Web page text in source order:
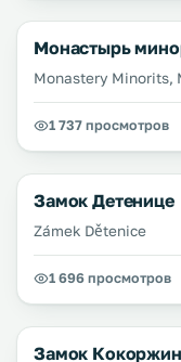
Монастырь
Monastery Minorits,
1 737 просмотров
Замок Детенице
Zámek Dětenice
1 696 просмотров
Замок Кокоржин